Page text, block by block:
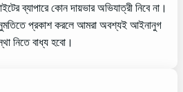
ব্যাপারে কোন দায়ভার অভিযাত্রী নিবে না।
প্রকাশ করলে আমরা অবশ্যই আইনানুগ
নিতে বাধ্য হবো।